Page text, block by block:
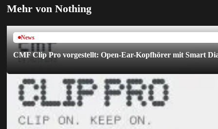
Mehr von Nothing
News
CMF Clip Pro vorgestellt: Open-Ear-Kopfhörer mit Smart